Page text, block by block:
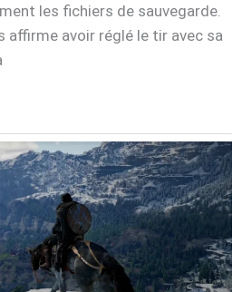
les fichiers de sauvegarde.
affirme avoir réglé le tir avec sa